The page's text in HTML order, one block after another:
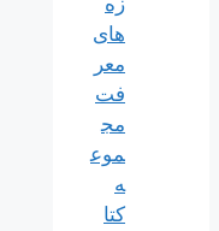
های
معر
فت
مج
موع
ه
کتا